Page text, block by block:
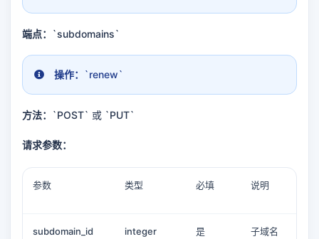
端点： `subdomains`
操作： `renew`
方法： `POST` 或 `PUT`
请求参数：
参数 类型 必填 说明
subdomain_id integer 是
子域名